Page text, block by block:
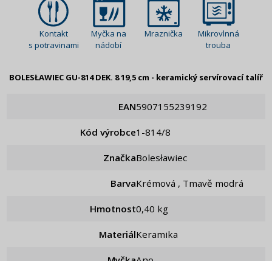
Kontakt
s potravinami
Myčka na
nádobí
Mraznička
Mikrovlnná
trouba
BOLESŁAWIEC GU-814 DEK. 8 19,5 cm - keramický servírovací talíř
EAN 5907155239192
Kód výrobce 1-814/8
Značka Bolesławiec
Barva Krémová , Tmavě modrá
Hmotnost 0,40 kg
Materiál Keramika